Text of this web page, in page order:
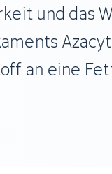
und das
an eine